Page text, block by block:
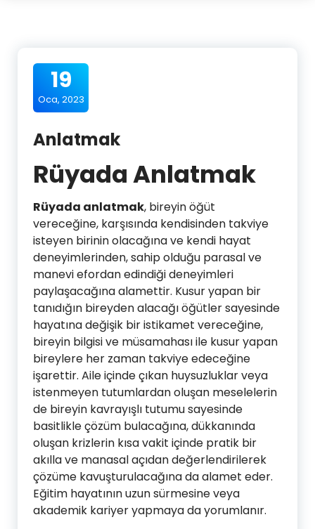
19
Oca, 2023
Anlatmak
Rüyada Anlatmak
Rüyada anlatmak, bireyin öğüt
vereceğine, karşısında kendisinden takviye
isteyen birinin olacağına ve kendi hayat
deneyimlerinden, sahip olduğu parasal ve
manevi efordan edindiği deneyimleri
paylaşacağına alamettir. Kusur yapan bir
tanıdığın bireyden alacağı öğütler sayesinde
hayatına değişik bir istikamet vereceğine,
bireyin bilgisi ve müsamahası ile kusur yapan
bireylere her zaman takviye edeceğine
işarettir. Aile içinde çıkan huysuzluklar veya
istenmeyen tutumlardan oluşan meselelerin
de bireyin kavrayışlı tutumu sayesinde
basitlikle çözüm bulacağına, dükkanında
oluşan krizlerin kısa vakit içinde pratik bir
akılla ve manasal açıdan değerlendirilerek
çözüme kavuşturulacağına da alamet eder.
Eğitim hayatının uzun sürmesine veya
akademik kariyer yapmaya da yorumlanır.